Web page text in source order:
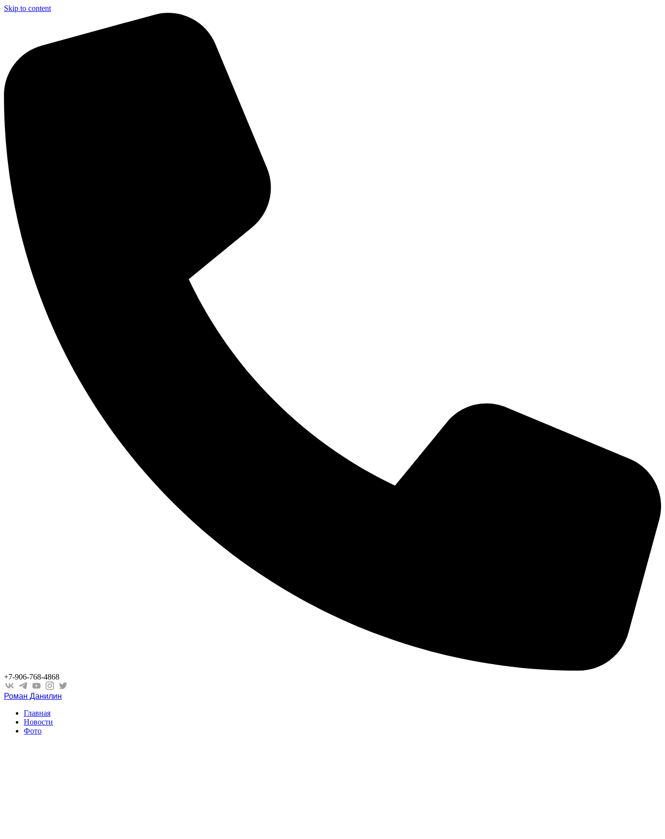
Skip to content
+7-906-768-4868
Роман Данилин
Главная
Новости
Фото